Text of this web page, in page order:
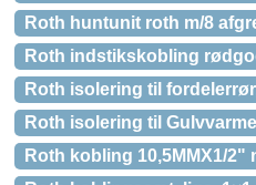
Roth huntunit roth m/8
Roth indstikskobling
Roth isolering til
Roth isolering til
Roth kobling 10,5MMX1/2"